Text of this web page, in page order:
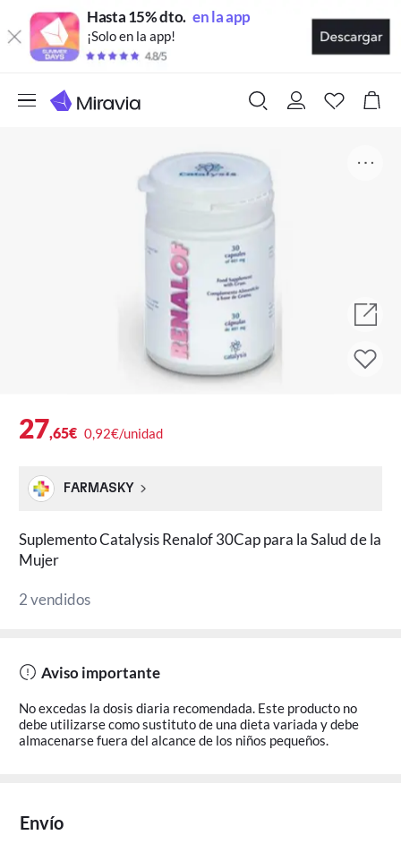
Hasta 15% dto. en la app
¡Solo en la app!
27,65€ 0,92€/unidad
FARMASKY
Suplemento Catalysis Renalof 30Cap para la Salud de la
Mujer
2 vendidos
Aviso importante
No excedas la dosis diaria recomendada. Este producto no
debe utilizarse como sustituto de una dieta variada y debe
almacenarse fuera del alcance de los niños pequeños.
Envío